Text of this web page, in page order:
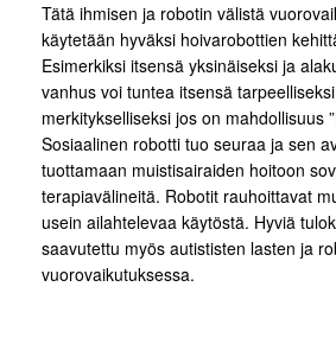
Tätä ihmisen ja robotin välistä
käytetään hyväksi hoivarobottien
Esimerkiksi itsensä yksinäiseksi ja
vanhus voi tuntea itsensä
merkitykselliseksi jos on mahdollisuus
Sosiaalinen robotti tuo seuraa ja sen
tuottamaan muistisairaiden hoitoon
terapiavälineitä. Robotit rauhoittavat
usein ailahtelevaa käytöstä. Hyviä
saavutettu myös autististen lasten ja
vuorovaikutuksessa.